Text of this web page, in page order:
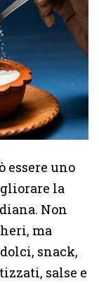
uno
la
Non
ma
snack,
salse e